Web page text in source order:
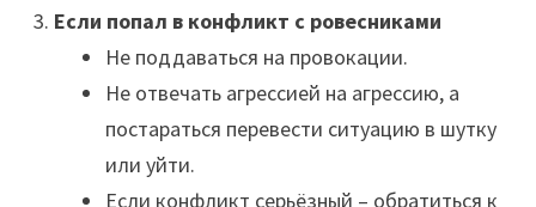
Если попал в конфликт с ровесниками
Не поддаваться на провокации.
Не отвечать агрессией на агрессию, а
постараться перевести ситуацию в шутку
или уйти.
Если конфликт серьёзный – обратиться к